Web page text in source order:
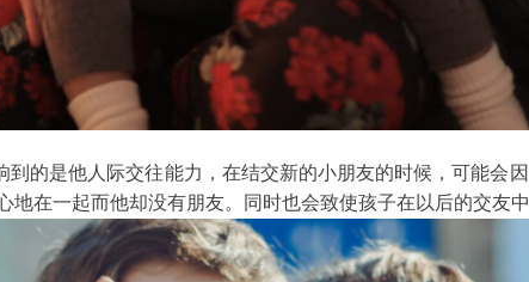
的是他人际交往能力，在结交新的小朋友的时候，可能会
在一起而他却没有朋友。同时也会致使孩子在以后的交友中